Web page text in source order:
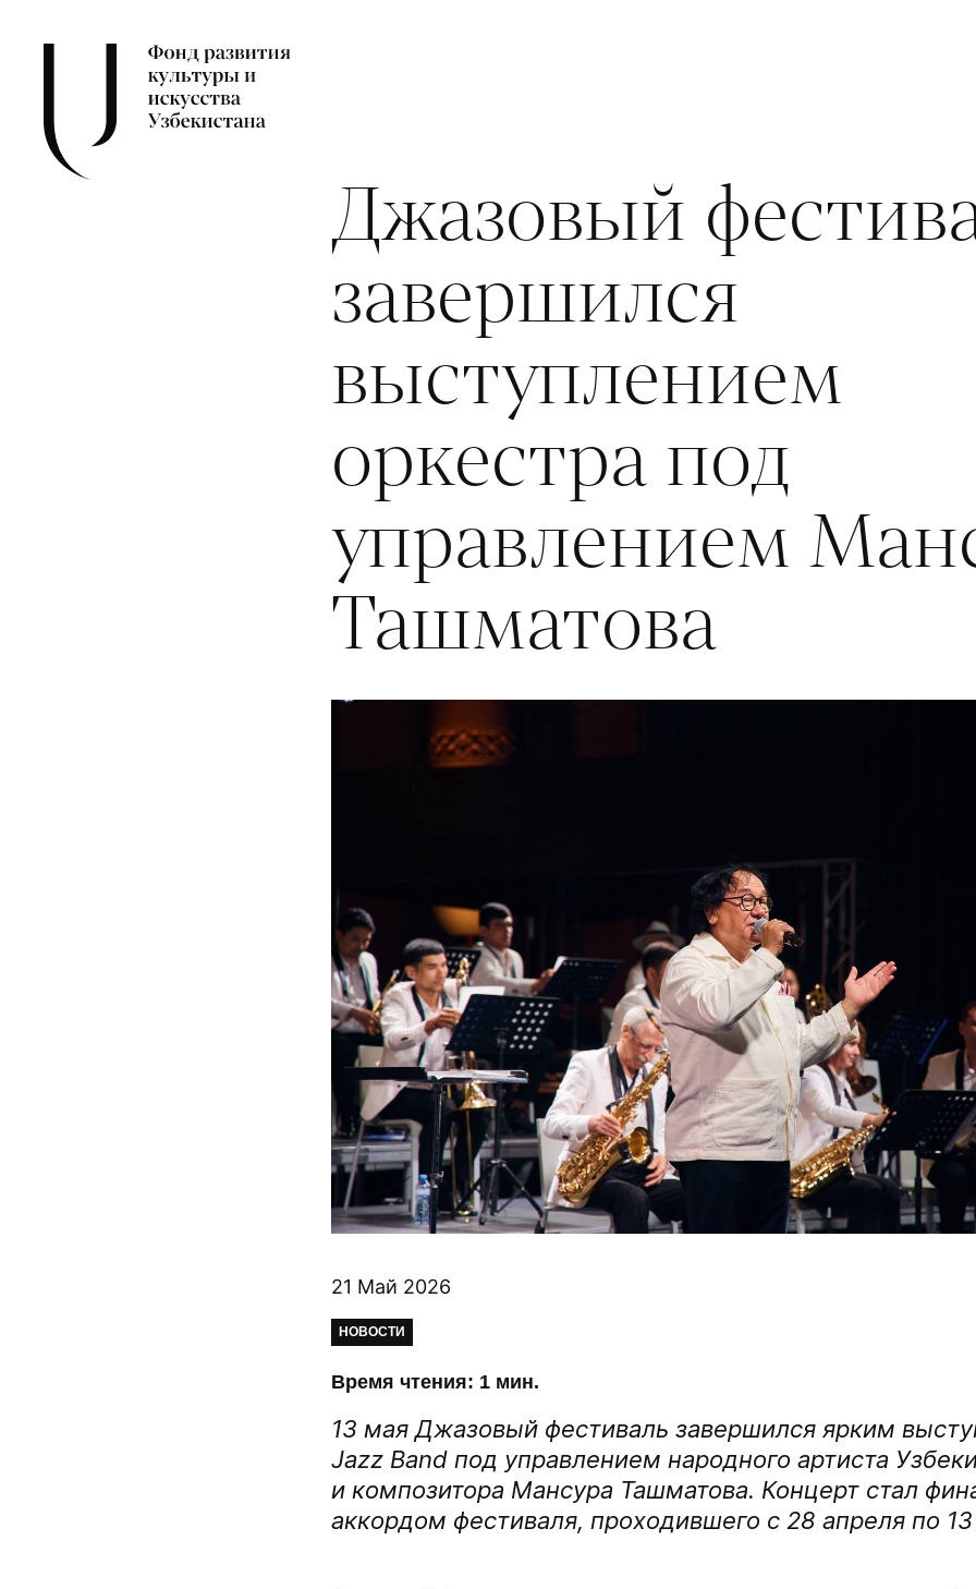
Джазовый
завершился
выступлением
оркестра под
управлением
Ташматова
21 Май 2026
НОВОСТИ
Время чтения: 1 мин.
13 мая Джазовый фестиваль завершился ярким
Jazz Band под управлением народного артиста
и композитора Мансура Ташматова. Концерт стал
аккордом фестиваля, проходившего с 28 апреля по